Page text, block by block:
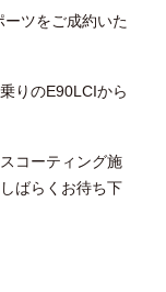
ツをご成約いた
りのE90LCIから
コーティング施
ばらくお待ち下